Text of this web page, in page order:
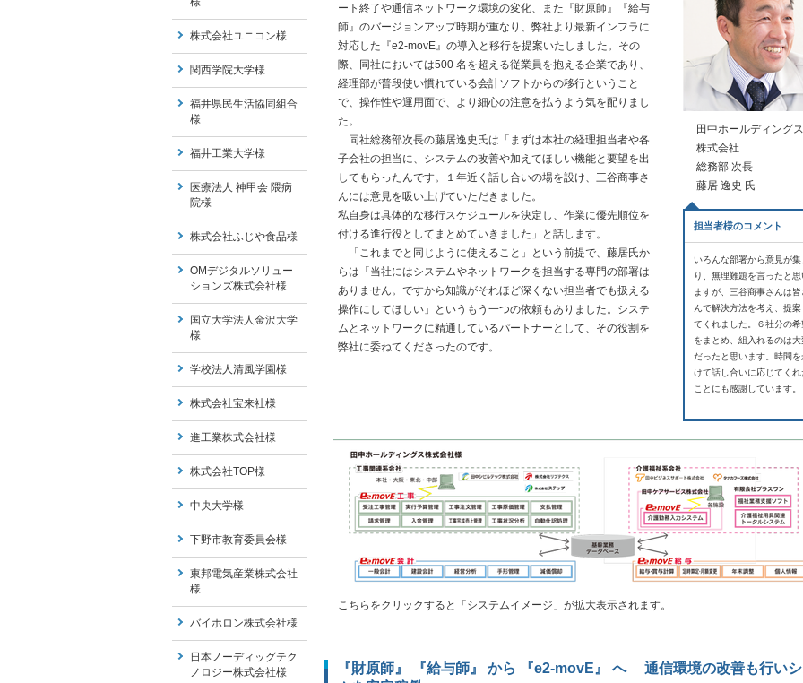
ート終了や通信ネットワーク環境の変化、また『財原師』『給与
師』のバージョンアップ時期が重なり、弊社より最新インフラに
対応した『e2-movE』の導入と移行を提案いたしました。その
際、同社においては500 名を超える従業員を抱える企業であり、
経理部が普段使い慣れている会計ソフトからの移行ということ
で、操作性や運用面で、より細心の注意を払うよう気を配りまし
た。
同社総務部次長の藤居逸史氏は「まずは本社の経理担当者や各
子会社の担当に、システムの改善や加えてほしい機能と要望を出
してもらったんです。１年近く話し合いの場を設け、三谷商事さ
んには意見を吸い上げていただきました。
私自身は具体的な移行スケジュールを決定し、作業に優先順位を
付ける進行役としてまとめていきました」と話します。
「これまでと同じように使えること」という前提で、藤居氏か
らは「当社にはシステムやネットワークを担当する専門の部署は
ありません。ですから知識がそれほど深くない担当者でも扱える
操作にしてほしい」というもう一つの依頼もありました。システ
ムとネットワークに精通しているパートナーとして、その役割を
弊社に委ねてくださったのです。
田中ホールディングス
株式会社
総務部 次長
藤居 逸史 氏
担当者様のコメント
いろんな部署から意見が集
り、無理難題を言ったと思
ますが、三谷商事さんは皆
んで解決方法を考え、提案
てくれました。６社分の希
をまとめ、組入れるのは大
だったと思います。時間を
けて話し合いに応じてくれ
ことにも感謝しています。
こちらをクリックすると「システムイメージ」が拡大表示されます。
『財原師』 『給与師』 から 『e2-movE』 へ 通信環境の改善も行い
株式会社ユニコン様
関西学院大学様
福井県民生活協同組合
様
福井工業大学様
医療法人 神甲会 隈病
院様
株式会社ふじや食品様
OMデジタルソリュー
ションズ株式会社様
国立大学法人金沢大学
様
学校法人清風学園様
株式会社宝来社様
進工業株式会社様
株式会社TOP様
中央大学様
下野市教育委員会様
東邦電気産業株式会社
様
バイホロン株式会社様
日本ノーディッグテク
ノロジー株式会社様